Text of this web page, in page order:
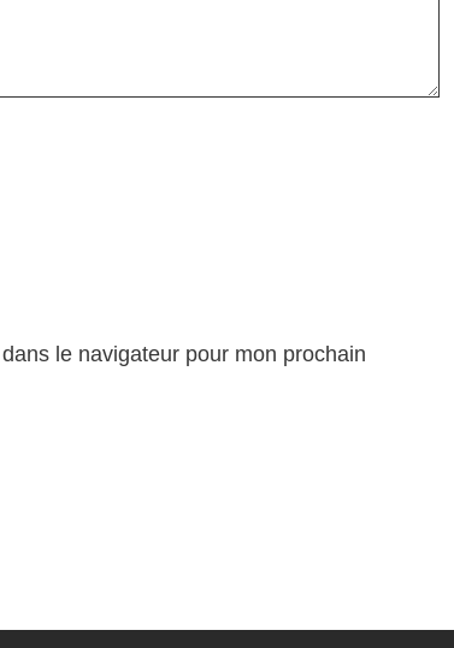
le navigateur pour mon prochain